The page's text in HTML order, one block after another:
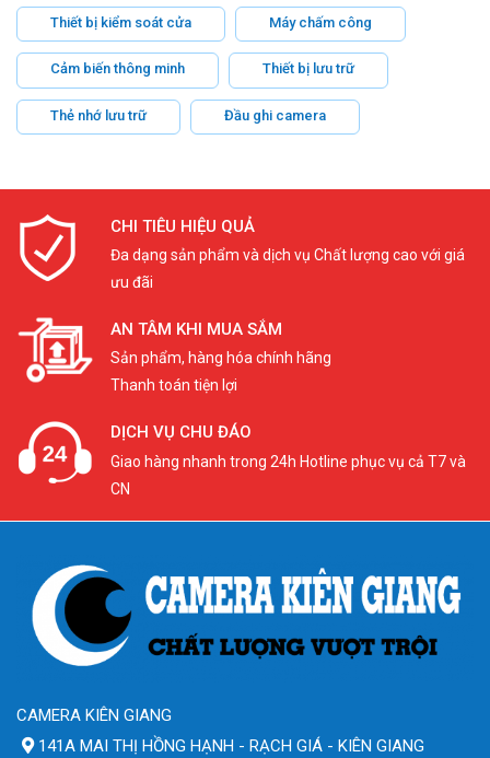
Thiết bị kiểm soát cửa Máy chấm công
Cảm biến thông minh Thiết bị lưu trữ
Thẻ nhớ lưu trữ Đầu ghi camera
CHI TIÊU HIỆU QUẢ
Đa dạng sản phẩm và dịch vụ Chất lượng cao với giá
ưu đãi
AN TÂM KHI MUA SẮM
Sản phẩm, hàng hóa chính hãng
Thanh toán tiện lợi
DỊCH VỤ CHU ĐÁO
Giao hàng nhanh trong 24h Hotline phục vụ cả T7 và
CN
CAMERA KIÊN GIANG
141A MAI THỊ HỒNG HẠNH - RẠCH GIÁ - KIÊN GIANG